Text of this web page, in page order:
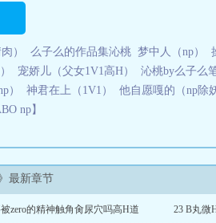
） 么子么的作品集沁桃 梦中人（np）
宠娇儿（父女1V1高H） 沁桃by么子么
） 神君在上（1V1） 他自愿嘎的（np除
np】
最新章节
zero的精神触角肏尿穴吗高H道 23 B丸微